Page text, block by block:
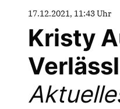
17.12.2021, 11:43 Uhr
Kristy